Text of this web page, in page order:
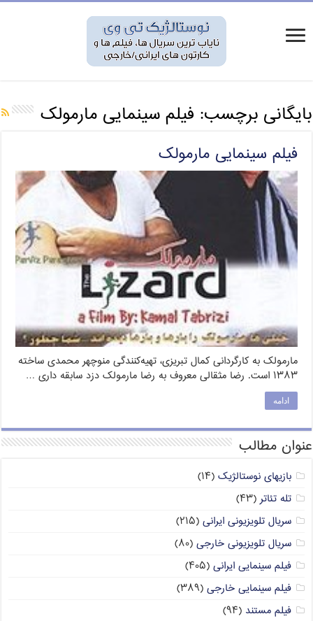
بایگانی برچسب: فیلم سینمایی مارمولک
فیلم سینمایی مارمولک
مارمولک به کارگردانی کمال تبریزی، تهیه‌کنندگی منوچهر محمدی ساخته
۱۳۸۳ است. رضا مثقالی معروف به رضا مارمولک دزد سابقه داری …
ادامه
عنوان مطالب
بازیهای نوستالژیک (۱۴)
تله تئاتر(۴۳)
سریال تلویزیونی ایرانی (۲۱۵)
سریال تلویزیونی خارجی (۸۰)
فیلم سینمایی ایرانی (۴۰۵)
فیلم سینمایی خارجی (۳۸۹)
فیلم مستند (۹۴)